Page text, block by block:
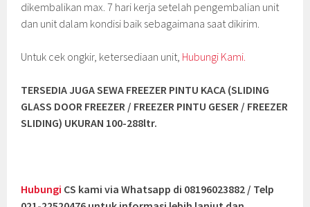
dikembalikan max. 7 hari kerja setelah pengembalian unit
dan unit dalam kondisi baik sebagaimana saat dikirim.
Untuk cek ongkir, ketersediaan unit, Hubungi Kami.
TERSEDIA JUGA SEWA FREEZER PINTU KACA (SLIDING
GLASS DOOR FREEZER / FREEZER PINTU GESER / FREEZER
SLIDING) UKURAN 100-288ltr.
Hubungi CS kami via Whatsapp di 08196023882 / Telp